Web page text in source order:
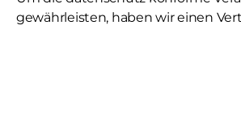
gewährleisten, haben wir einen